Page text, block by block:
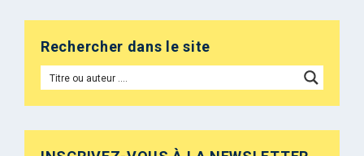
Rechercher dans le site